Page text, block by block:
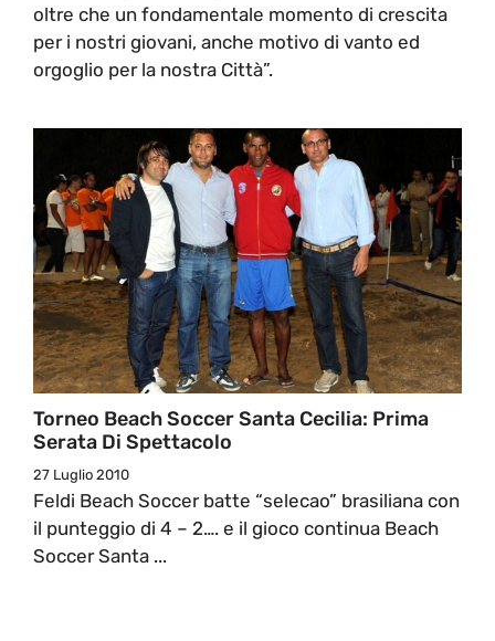
oltre che un fondamentale momento di crescita
per i nostri giovani, anche motivo di vanto ed
orgoglio per la nostra Città”.
Torneo Beach Soccer Santa Cecilia: Prima
Serata Di Spettacolo
27 Luglio 2010
Feldi Beach Soccer batte “selecao” brasiliana con
il punteggio di 4 – 2…. e il gioco continua Beach
Soccer Santa ...